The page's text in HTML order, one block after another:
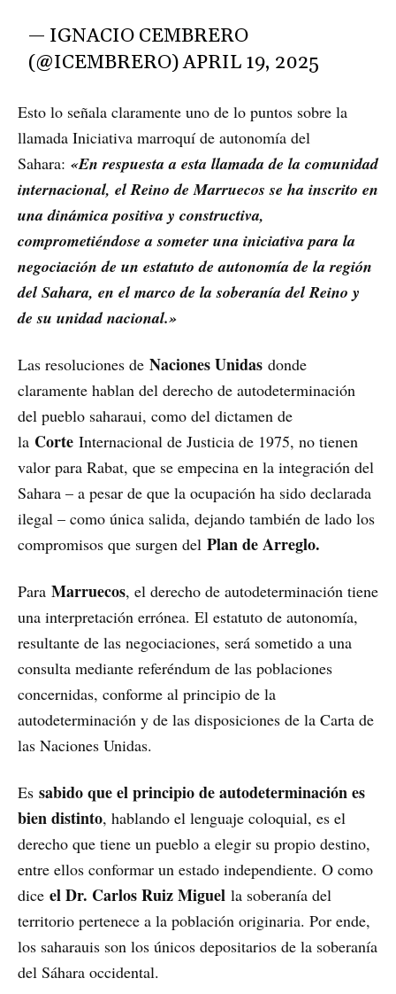
— IGNACIO CEMBRERO
(@ICEMBRERO)APRIL 19, 2025
Esto lo señala claramente uno de lo puntos sobre la
llamada Iniciativa marroquí de autonomía del
Sahara: «En respuesta a esta llamada de la comunidad
internacional, el Reino de Marruecos se ha inscrito en
una dinámica positiva y constructiva,
comprometiéndose a someter una iniciativa para la
negociación de un estatuto de autonomía de la región
del Sahara, en el marco de la soberanía del Reino y
de su unidad nacional.»
Las resoluciones de Naciones Unidas donde
claramente hablan del derecho de autodeterminación
del pueblo saharaui, como del dictamen de
la Corte Internacional de Justicia de 1975, no tienen
valor para Rabat, que se empecina en la integración del
Sahara – a pesar de que la ocupación ha sido declarada
ilegal – como única salida, dejando también de lado los
compromisos que surgen del Plan de Arreglo.
Para Marruecos, el derecho de autodeterminación tiene
una interpretación errónea. El estatuto de autonomía,
resultante de las negociaciones, será sometido a una
consulta mediante referéndum de las poblaciones
concernidas, conforme al principio de la
autodeterminación y de las disposiciones de la Carta de
las Naciones Unidas.
Es sabido que el principio de autodeterminación es
bien distinto, hablando el lenguaje coloquial, es el
derecho que tiene un pueblo a elegir su propio destino,
entre ellos conformar un estado independiente. O como
dice el Dr. Carlos Ruiz Miguel la soberanía del
territorio pertenece a la población originaria. Por ende,
los saharauis son los únicos depositarios de la soberanía
del Sáhara occidental.